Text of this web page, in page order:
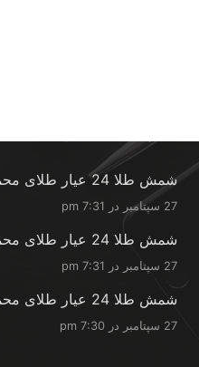
شمش طلا 24 عیار طلای محمد مدل p-az-4
27 سپتامبر در 7:31 pm
شمش طلا 24 عیار طلای محمد مدل p-ro-0.2
27 سپتامبر در 7:31 pm
شمش طلا 24 عیار طلای محمد مدل p-ro-0.3
27 سپتامبر در 7:30 pm